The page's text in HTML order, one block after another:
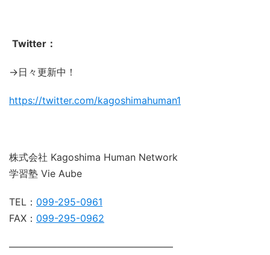
Twitter：
→日々更新中！
https://twitter.com/kagoshimahuman1
株式会社 Kagoshima Human Network
学習塾 Vie Aube
TEL： 099-295-0961
FAX： 099-295-0962
―――――――――――――――――